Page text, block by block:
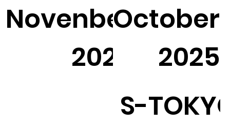
Novenber
10
2025
October
2025
S-